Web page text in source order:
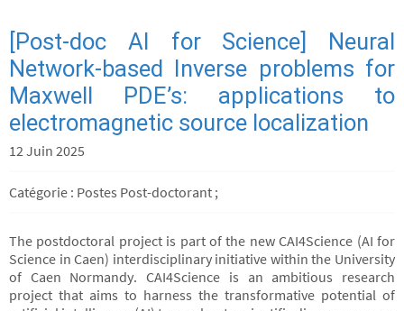
[Post-doc AI for Science] Neural
Network-based Inverse problems for
Maxwell PDE’s: applications to
electromagnetic source localization
12 Juin 2025
Catégorie : Postes Post-doctorant ;
The postdoctoral project is part of the new CAI4Science (AI for
Science in Caen) interdisciplinary initiative within the University
of Caen Normandy. CAI4Science is an ambitious research
project that aims to harness the transformative potential of